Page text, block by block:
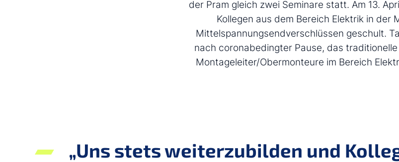
der Pram gleich zwei Seminare statt. Am 13.
Kollegen aus dem Bereich Elektrik in der
Mittelspannungsendverschlüssen geschult.
nach coronabedingter Pause, das
Montageleiter/Obermonteure im Bereich
„Uns stets weiterzubilden und